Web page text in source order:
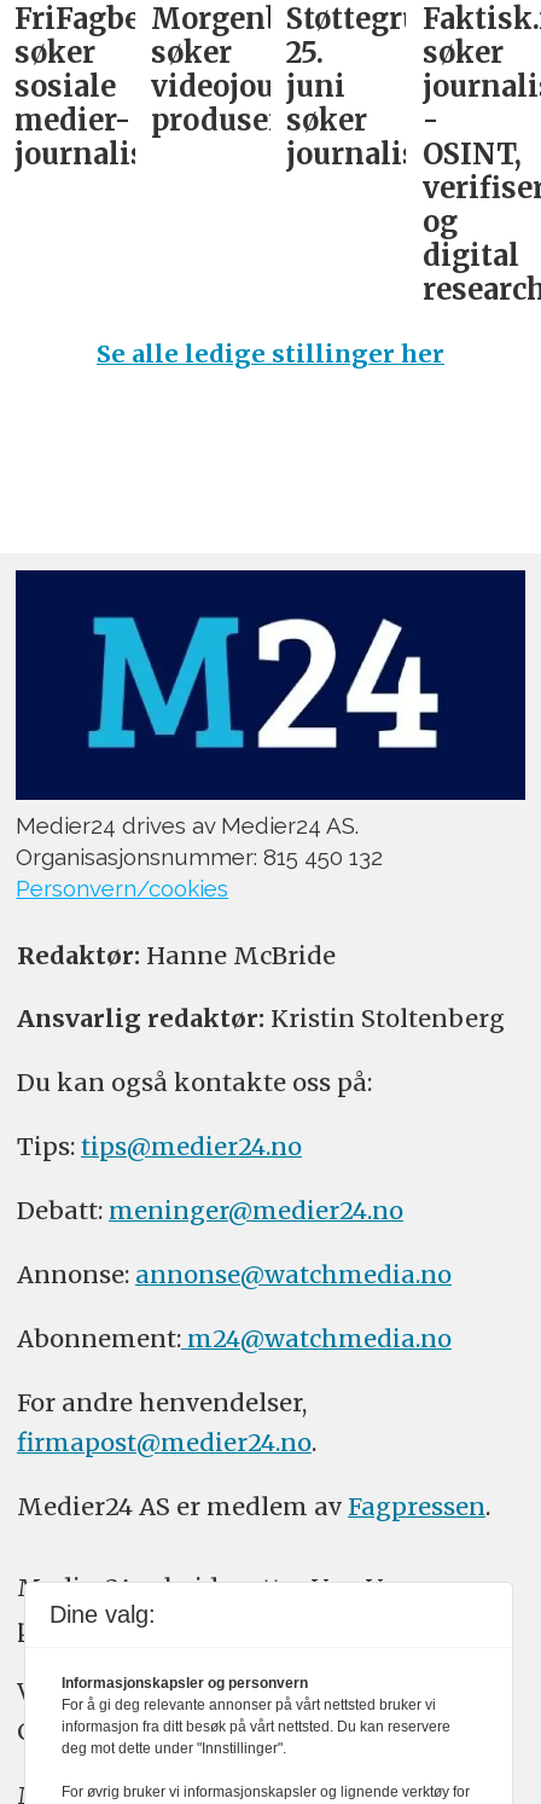
FriFagbevegelse
søker
sosiale
medier-
journalist
Morgenbladet
søker
videojournalist/podkast-
produsent
Støttegruppa
25.
juni
søker
journalist
søker
-
OSINT,
og
digital
Se alle ledige stillinger her
Medier24 drives av Medier24 AS.
Organisasjonsnummer: 815 450 132
Personvern/cookies
Redaktør: Hanne McBride
Ansvarlig redaktør: Kristin Stoltenberg
Du kan også kontakte oss på:
Tips: tips@medier24.no
Debatt: meninger@medier24.no
Annonse: annonse@watchmedia.no
Abonnement:m24@watchmedia.no
For andre henvendelser,
firmapost@medier24.no.
Medier24 AS er medlem av Fagpressen.
Medier24 arbeider etter Vær Varsom-
plakatens regler for god presseskikk.
Vi bruker KI-verktøy som ChatGPT,
Claude, og Gemini i journalistikken vår.
Medier24s redaksjon har alltid det fulle
Dine valg:
Informasjonskapsler og personvern
For å gi deg relevante annonser på vårt nettsted bruker vi
informasjon fra ditt besøk på vårt nettsted. Du kan reservere
deg mot dette under "Innstillinger".
For øvrig bruker vi informasjonskapsler og lignende verktøy for